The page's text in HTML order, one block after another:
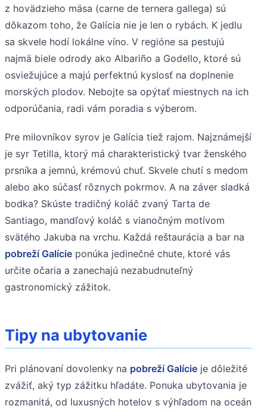
z hovädzieho mäsa (carne de ternera gallega) sú
dôkazom toho, že Galícia nie je len o rybách. K jedlu
sa skvele hodí lokálne víno. V regióne sa pestujú
najmä biele odrody ako Albariño a Godello, ktoré sú
osviežujúce a majú perfektnú kyslosť na doplnenie
morských plodov. Nebojte sa opýtať miestnych na ich
odporúčania, radi vám poradia s výberom.
Pre milovníkov syrov je Galícia tiež rajom. Najznámejší
je syr Tetilla, ktorý má charakteristický tvar ženského
prsníka a jemnú, krémovú chuť. Skvele chutí s medom
alebo ako súčasť rôznych pokrmov. A na záver sladká
bodka? Skúste tradičný koláč zvaný Tarta de
Santiago, mandľový koláč s vianočným motívom
svätého Jakuba na vrchu. Každá reštaurácia a bar na
pobreží Galície ponúka jedinečné chute, ktoré vás
určite očaria a zanechajú nezabudnuteľný
gastronomický zážitok.
Tipy na ubytovanie
Pri plánovaní dovolenky na pobreží Galície je dôležité
zvážiť, aký typ zážitku hľadáte. Ponuka ubytovania je
rozmanitá, od luxusných hotelov s výhľadom na oceán